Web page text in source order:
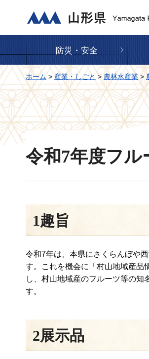
山形県
防災・安全
ホーム>産業・しごと >農林水産業>
令和7年度フル
1趣旨
令和7年は、本県にさくらんぼや
す。これを機会に「村山地域産品
し、村山地域産のフルーツ等の
す。
2展示品